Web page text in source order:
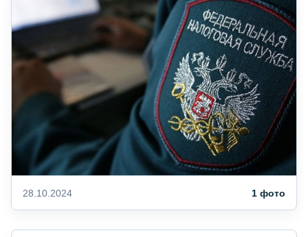
28.10.2024 1 фото